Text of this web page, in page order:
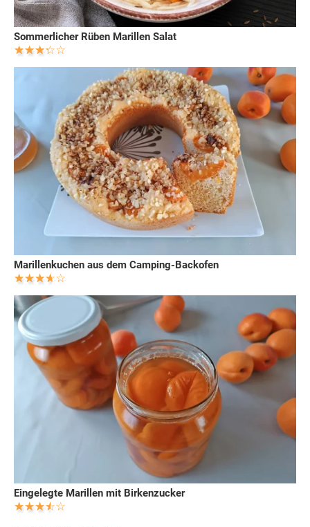
Sommerlicher Rüben Marillen Salat
Marillenkuchen aus dem Camping-Backofen
Eingelegte Marillen mit Birkenzucker